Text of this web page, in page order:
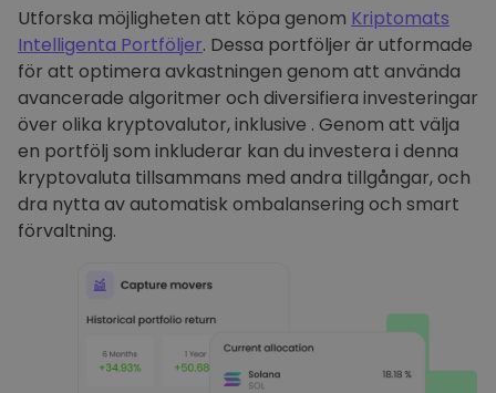
Utforska möjligheten att köpa genom Kriptomats
Intelligenta Portföljer. Dessa portföljer är utformade
för att optimera avkastningen genom att använda
avancerade algoritmer och diversifiera investeringar
över olika kryptovalutor, inklusive . Genom att välja
en portfölj som inkluderar kan du investera i denna
kryptovaluta tillsammans med andra tillgångar, och
dra nytta av automatisk ombalansering och smart
förvaltning.